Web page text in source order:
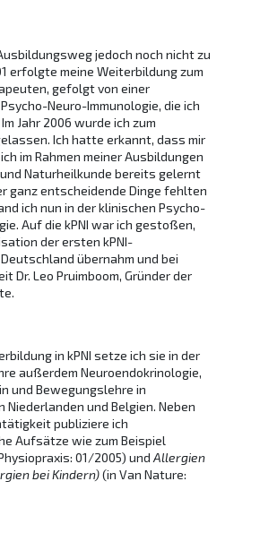
jedoch noch nicht zu
erfolgte meine Weiterbildung zum
gefolgt von einer
Neuro-Immunologie, die ich
Jahr 2006 wurde ich zum
Ich hatte erkannt, dass mir
im Rahmen meiner Ausbildungen
Naturheilkunde bereits gelernt
ganz entscheidende Dinge fehlten
ich nun in der klinischen Psycho-
Auf die kPNI war ich gestoßen,
der ersten kPNI-
übernahm und bei
Dr. Leo Pruimboom, Gründer der
in kPNI setze ich sie in der
außerdem Neuroendokrinologie,
und Bewegungslehre in
Niederlanden und Belgien. Neben
publiziere ich
Aufsätze wie zum Beispiel
01/2005) undAllergien
bei Kindern)(in Van Nature: